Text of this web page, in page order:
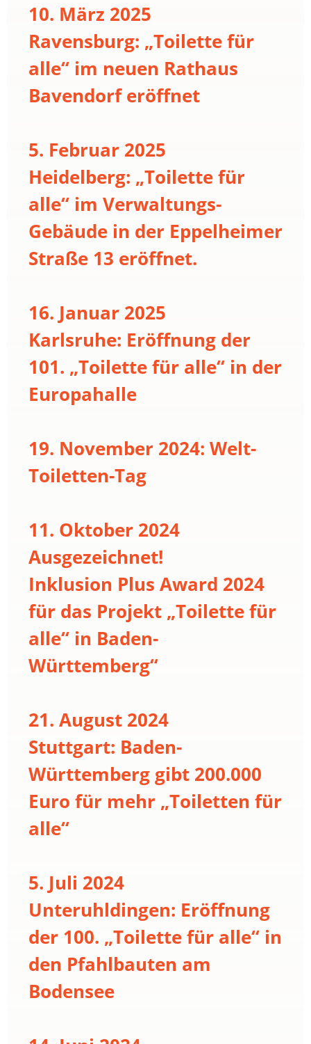
10. März 2025
Ravensburg: „Toilette für
alle“ im neuen Rathaus
Bavendorf eröffnet
5. Februar 2025
Heidelberg: „Toilette für
alle“ im Verwaltungs-
Gebäude in der Eppelheimer
Straße 13 eröffnet.
16. Januar 2025
Karlsruhe: Eröffnung der
101. „Toilette für alle“ in der
Europahalle
19. November 2024: Welt-
Toiletten-Tag
11. Oktober 2024
Ausgezeichnet!
Inklusion Plus Award 2024
für das Projekt „Toilette für
alle“ in Baden-
Württemberg“
21. August 2024
Stuttgart: Baden-
Württemberg gibt 200.000
Euro für mehr „Toiletten für
alle“
5. Juli 2024
Unteruhldingen: Eröffnung
der 100. „Toilette für alle“ in
den Pfahlbauten am
Bodensee